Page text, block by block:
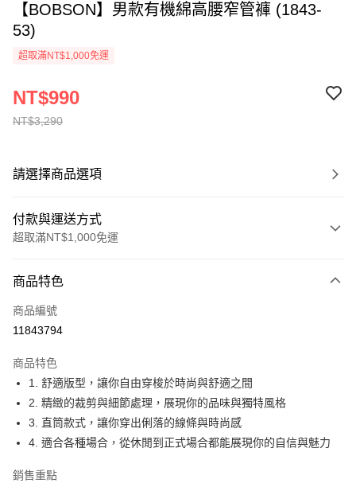
【BOBSON】男款有機綿高腰窄管褲 (1843-
53)
超取滿NT$1,000免運
NT$3,290
NT$990
請選擇商品選項
付款與運送方式
超取滿NT$1,000免運
信用卡一次付款
Apple Pay
運送方式
付款後全家取貨
每筆NT$60，滿NT$1,000(含以上)免運費
商品特色
商品編號
11843794
商品特色
1. 舒適版型，讓你自由穿梭於時尚與舒適之間
2. 精緻的裁剪與細節處理，展現你的品味與獨特風格
3. 直筒款式，讓你穿出俐落的線條與時尚感
4. 適合各種場合，從休閒到正式場合都能展現你的自信與魅力
銷售重點